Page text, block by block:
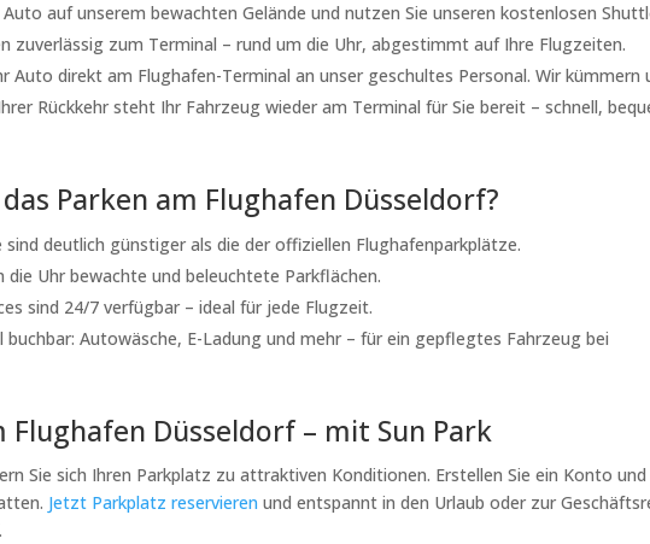
Auto auf unserem bewachten Gelände und nutzen Sie unseren kostenlosen
zuverlässig zum Terminal – rund um die Uhr, abgestimmt auf Ihre Flugzeiten.
Auto direkt am Flughafen-Terminal an unser geschultes Personal. Wir kümmern
Rückkehr steht Ihr Fahrzeug wieder am Terminal für Sie bereit – schnell,
Parken am Flughafen Düsseldorf?
sind deutlich günstiger als die der offiziellen Flughafenparkplätze.
die Uhr bewachte und beleuchtete Parkflächen.
sind 24/7 verfügbar – ideal für jede Flugzeit.
buchbar: Autowäsche, E-Ladung und mehr – für ein gepflegtes Fahrzeug bei
Düsseldorf – mit Sun Park
Sie sich Ihren Parkplatz zu attraktiven Konditionen. Erstellen Sie ein Konto und
Jetzt Parkplatz reservieren und entspannt in den Urlaub oder zur